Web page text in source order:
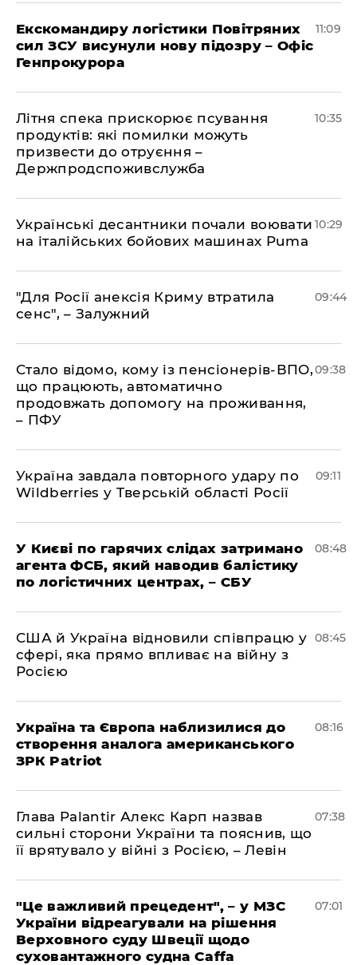
Екскомандиру логістики Повітряних
сил ЗСУ висунули нову підозру – Офіс
Генпрокурора
11:09
Літня спека прискорює псування
продуктів: які помилки можуть
призвести до отруєння –
Держпродспоживслужба
10:35
Українські десантники почали воювати
на італійських бойових машинах Puma
10:29
"Для Росії анексія Криму втратила
сенс", – Залужний
09:44
Стало відомо, кому із пенсіонерів-ВПО,
що працюють, автоматично
продовжать допомогу на проживання,
– ПФУ
09:38
Україна завдала повторного удару по
Wildberries у Тверській області Росії
09:11
У Києві по гарячих слідах затримано
агента ФСБ, який наводив балістику
по логістичних центрах, – СБУ
08:48
США й Україна відновили співпрацю у
сфері, яка прямо впливає на війну з
Росією
08:45
Україна та Європа наблизилися до
створення аналога американського
ЗРК Patriot
08:16
Глава Palantir Алекс Карп назвав
сильні сторони України та пояснив, що
її врятувало у війні з Росією, – Левін
07:38
"Це важливий прецедент", – у МЗС
України відреагували на рішення
Верховного суду Швеції щодо
суховантажного судна Caffa
07:01